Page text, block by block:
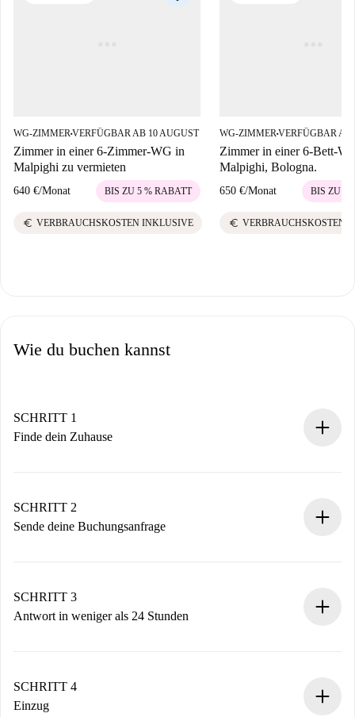
WG-ZIMMER■VERFÜGBAR AB 10 AUGUST
Zimmer in einer 6-Zimmer-WG in
Malpighi zu vermieten
640 €/Monat BIS ZU 5 % RABATT
euro VERBRAUCHSKOSTEN INKLUSIVE
WG-ZIMMER■VERFÜGBAR AB
Zimmer in einer 6-Bett-
Malpighi, Bologna.
650 €/Monat BIS ZU 5
euro VERBRAUCHSKOSTEN
Wie du buchen kannst
SCHRITT 1
Finde dein Zuhause
Du erhältst alle notwendigen Informationen im Voraus.
SCHRITT 2
Sende deine Buchungsanfrage
Denk daran, dass wir dich erst belasten, wenn der
Vermieter zustimmt.
SCHRITT 3
Antwort in weniger als 24 Stunden
stellen den Kontakt her.
Wenn der Vermieter ablehnen muss, entstehen keine
SCHRITT 4
Einzug